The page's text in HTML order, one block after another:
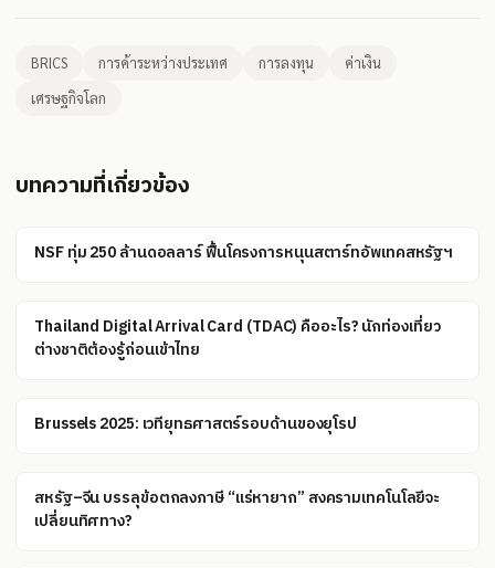
BRICS การค้าระหว่างประเทศ การลงทุน
ค่าเงิน
เศรษฐกิจโลก
บทความที่เกี่ยวข้อง
NSF ทุ่ม 250 ล้านดอลลาร์ ฟื้นโครงการหนุนสตาร์ทอัพเทคสหรัฐฯ
Thailand Digital Arrival Card (TDAC) คืออะไร? นักท่องเที่ยว
ต่างชาติต้องรู้ก่อนเข้าไทย
Brussels 2025: เวทียุทธศาสตร์รอบด้านของยุโรป
สหรัฐ–จีน บรรลุข้อตกลงภาษี “แร่หายาก” สงครามเทคโนโลยีจะ
เปลี่ยนทิศทาง?